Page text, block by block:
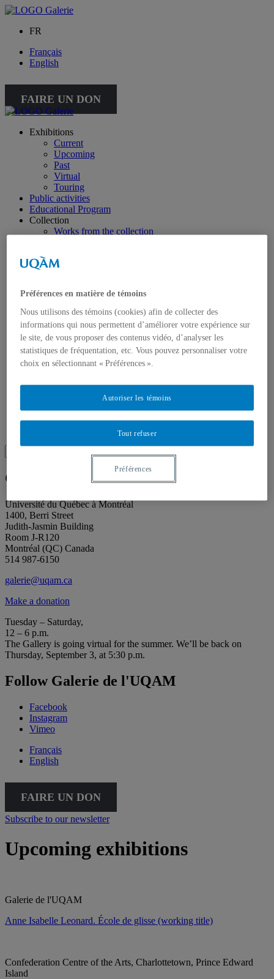
FR
Français
English
FAIRE UN DON
Exhibitions
Current
Upcoming
Past
Virtual
Touring
Public activities
Educational Program
Collection
Works from the collection
All publications
News
About
Accessibility
Contact
Mandate
History
Staff
Support
Search
Recherche placeholder
Search
for:
Search
Galerie de l’UQAM
Université du Québec à Montréal
1400, Berri Street
Judith-Jasmin Building
Room J-R120
Montréal (QC) Canada
514 987-6150
galerie@uqam.ca
Make a donation
Tuesday – Saturday,
12 – 6 p.m.
The Gallery is going virtual for the summer. We’ll be back on
Thursday, September 3, at 5:30 p.m.
Follow Galerie de l'UQAM
Facebook
Instagram
Vimeo
Français
English
FAIRE UN DON
Subscribe to our newsletter
Upcoming exhibitions
Galerie de l'UQAM
Anne Isabelle Leonard. École de glisse (working title)
Confederation Centre of the Arts, Charlottetown, Prince Edward
Island
Préférences en matière de témoins
Nous utilisons des témoins (cookies) afin de collecter des
informations qui nous permettent d’améliorer votre expérience sur
le site, de vous proposer des contenus vidéo, d’analyser les
statistiques de fréquentation, etc. Vous pouvez personnaliser votre
choix en sélectionnant « Préférences ».
Tout refuser
Autoriser les témoins
Préférences